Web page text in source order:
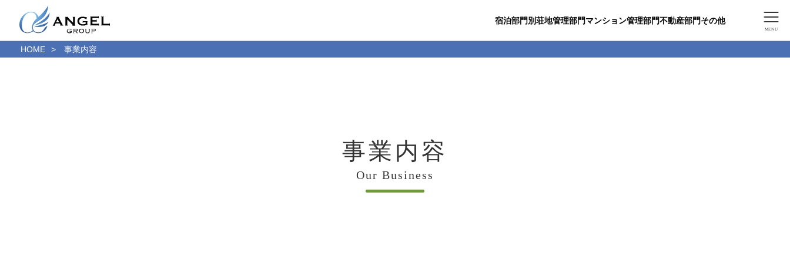
MENU
宿泊部門別荘地管理部門マンション管理部門不動産部門その他
HOME 事業内容
事業内容
Our Business